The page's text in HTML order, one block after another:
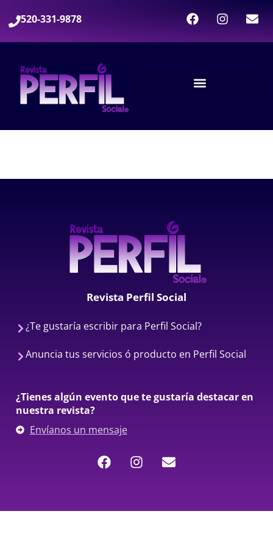
520-331-9878
Revista Perfil Social
¿Te gustaría escribir para Perfil Social?
Anuncia tus servicios ó producto en Perfil Social
¿Tienes algún evento que te gustaría destacar en
nuestra revista?
Envíanos un mensaje